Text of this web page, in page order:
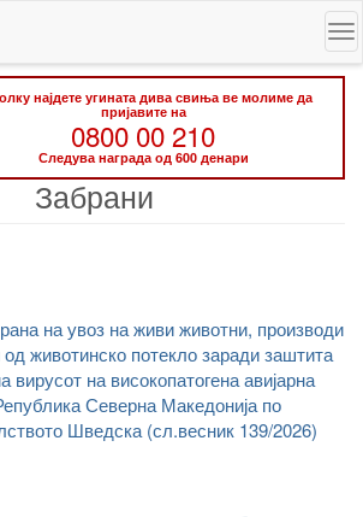
најдете угината дива свиња ве молиме да
пријавите на
0800 00 210
Следува награда од 600 денари
Забрани
на увоз на живи животни, производи
животинско потекло заради заштита
на високопатогена авијарна
Северна Македонија по
Шведска (сл.весник 139/2026)